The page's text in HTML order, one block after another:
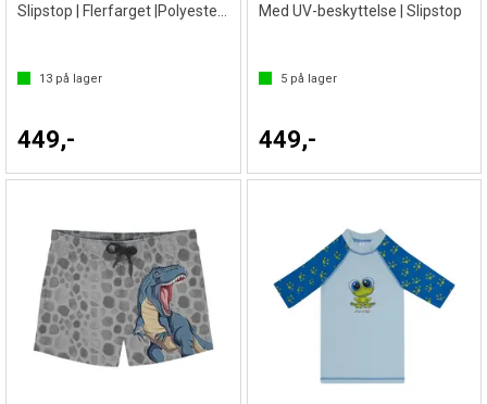
13 på lager
449,-
Med UV-beskyttelse | Slipstop
5på lager
449,-